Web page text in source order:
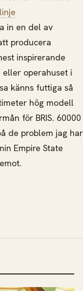
in en del av
producera
inspirerande
eller operahuset i
känns futtiga så
hög modell
för BRIS. 60000
de problem jag har
Empire State